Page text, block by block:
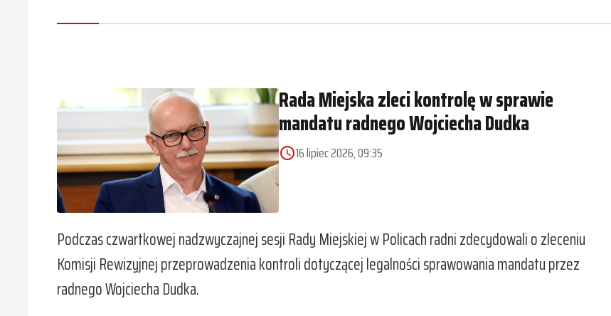
Rada Miejska zleci kontrolę w sprawie
mandatu radnego Wojciecha Dudka
access_time16 lipiec 2026, 09:35
Podczas czwartkowej nadzwyczajnej sesji Rady Miejskiej w Policach radni zdecydowali o zleceniu
Komisji Rewizyjnej przeprowadzenia kontroli dotyczącej legalności sprawowania mandatu przez
radnego Wojciecha Dudka.